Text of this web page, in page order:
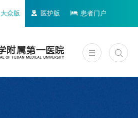
大众版 医护版 患者门户